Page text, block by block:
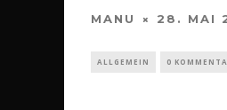
MANU 28. MAI
ALLGEMEIN 0